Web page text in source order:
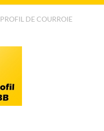
PROFIL DE COURROIE